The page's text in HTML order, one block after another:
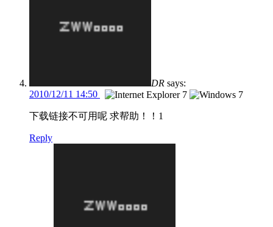
DR says:
2010/12/11 14:50
下载链接不可用呢 求帮助！！1
Reply